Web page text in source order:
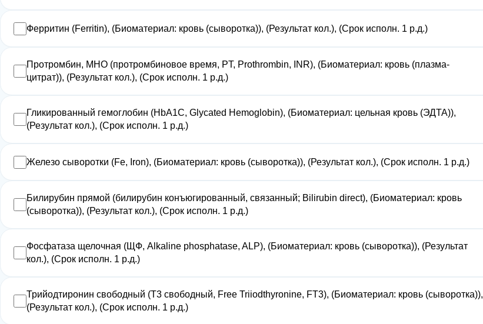
Ферритин (Ferritin), (Биоматериал: кровь (сыворотка)), (Результат кол.), (Срок исполн. 1 р.д.)
Протромбин, МНО (протромбиновое время, PT, Prothrombin, INR), (Биоматериал: кровь (плазма-
цитрат)), (Результат кол.), (Срок исполн. 1 р.д.)
Гликированный гемоглобин (HbA1С, Glycated Hemoglobin), (Биоматериал: цельная кровь (ЭДТА)),
(Результат кол.), (Срок исполн. 1 р.д.)
Железо сыворотки (Fe, Iron), (Биоматериал: кровь (сыворотка)), (Результат кол.), (Срок исполн. 1 р.д.)
Билирубин прямой (билирубин конъюгированный, связанный; Bilirubin direct), (Биоматериал: кровь
(сыворотка)), (Результат кол.), (Срок исполн. 1 р.д.)
Фосфатаза щелочная (ЩФ, Alkaline phosphatase, ALP), (Биоматериал: кровь (сыворотка)), (Результат
кол.), (Срок исполн. 1 р.д.)
Трийодтиронин свободный (Т3 свободный, Free Triiodthyronine, FT3), (Биоматериал: кровь (сыворотка)),
(Результат кол.), (Срок исполн. 1 р.д.)